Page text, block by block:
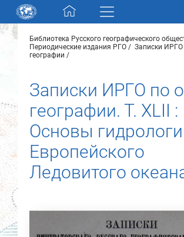
Skip navigation
Разделы и коллекции
Новости
О нас
Контакты
Партнеры
Найти
Библиотека Русского географического
Периодические издания РГО
Записки
географии
Записки ИРГО по
географии. Т. XLII :
Основы
Европейского
Ледовитого